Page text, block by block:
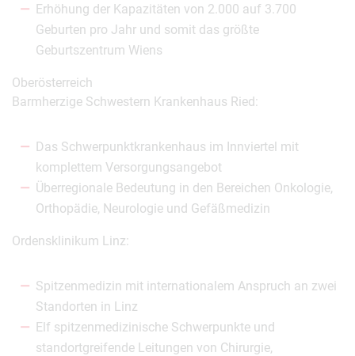
Erhöhung der Kapazitäten von 2.000 auf 3.700
Geburten pro Jahr und somit das größte
Geburtszentrum Wiens
Oberösterreich
Barmherzige Schwestern Krankenhaus Ried:
Das Schwerpunktkrankenhaus im Innviertel mit
komplettem Versorgungsangebot
Überregionale Bedeutung in den Bereichen Onkologie,
Orthopädie, Neurologie und Gefäßmedizin
Ordensklinikum Linz:
Spitzenmedizin mit internationalem Anspruch an zwei
Standorten in Linz
Elf spitzenmedizinische Schwerpunkte und
standortgreifende Leitungen von Chirurgie,